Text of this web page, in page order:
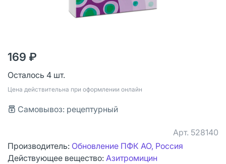
169 ₽
Осталось 4 шт.
Цена действительна при оформлении онлайн
Самовывоз: рецептурный
Арт. 528140
Производитель: Обновление ПФК АО, Россия
Действующее вещество: Азитромицин